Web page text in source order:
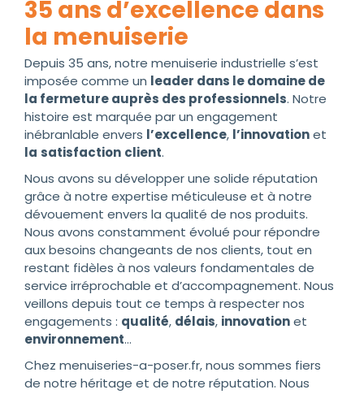
35 ans d’excellence dans
la menuiserie
Depuis 35 ans, notre menuiserie industrielle s’est
imposée comme un leader dans le domaine de
la fermeture auprès des professionnels. Notre
histoire est marquée par un engagement
inébranlable envers l’excellence, l’innovationet
la satisfaction client.
Nous avons su développer une solide réputation
grâce à notre expertise méticuleuse et à notre
dévouement envers la qualité de nos produits.
Nous avons constamment évolué pour répondre
aux besoins changeants de nos clients, tout en
restant fidèles à nos valeurs fondamentales de
service irréprochable et d’accompagnement. Nous
veillons depuis tout ce temps à respecter nos
engagements : qualité, délais, innovationet
environnement…
Chez menuiseries-a-poser.fr, nous sommes fiers
de notre héritage et de notre réputation. Nous